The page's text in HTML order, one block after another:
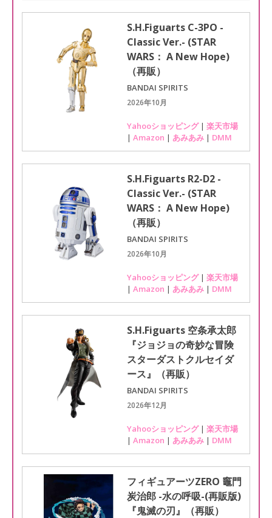
S.H.Figuarts C-3PO -
Classic Ver.- (STAR
WARS： A New Hope)
（再販）
BANDAI SPIRITS
2026年10月
Yahooショッピング| 楽天市場
| Amazon | あみあみ | DMM
S.H.Figuarts R2-D2 -
Classic Ver.- (STAR
WARS： A New Hope)
（再販）
BANDAI SPIRITS
2026年10月
Yahooショッピング| 楽天市場
| Amazon | あみあみ | DMM
S.H.Figuarts 空条承太郎
『ジョジョの奇妙な冒険
スターダストクルセイダ
ース』（再販）
BANDAI SPIRITS
2026年12月
Yahooショッピング| 楽天市場
| Amazon | あみあみ | DMM
フィギュアーツZERO 竈門
炭治郎 -水の呼吸-(再販版)
『鬼滅の刃』（再販）